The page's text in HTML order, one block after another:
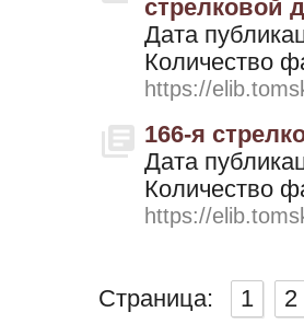
стрелковой
Дата
Количество
https://
166-я
Дата
Количество
https://
Страница: 1 2